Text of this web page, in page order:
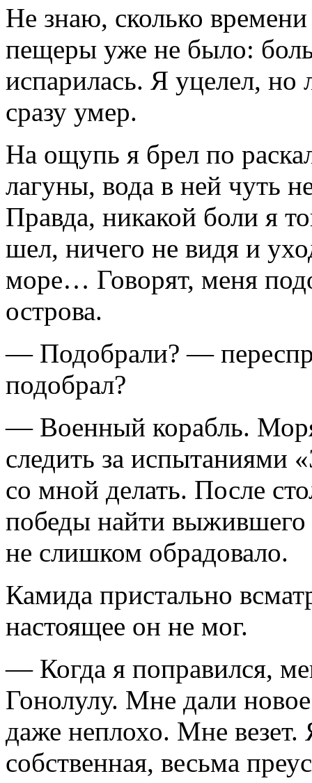
Не знаю, сколько
пещеры уже не было:
испарилась. Я уцелел,
сразу умер.
На ощупь я брел по
лагуны, вода в ней чуть
Правда, никакой боли я
шел, ничего не видя и
море… Говорят, меня
острова.
— Подобрали? —
подобрал?
— Военный корабль.
следить за испытаниями
со мной делать. После
победы найти
не слишком обрадовало.
Камида пристально
настоящее он не мог.
— Когда я поправился,
Гонолулу. Мне дали
даже неплохо. Мне
собственная, весьма